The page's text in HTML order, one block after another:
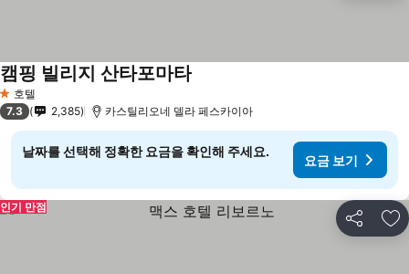
1 성급
호텔
캠핑 빌리지 산타포마타
7.3 2,385 카스틸리오네 델라 페스카이아
날짜를 선택해 정확한 요금을 확인해 주세요.
요금 보기
공유 즐
인기 만점